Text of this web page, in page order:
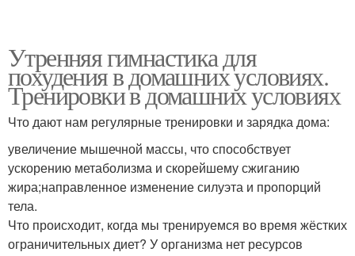
Утренняя гимнастика для
похудения в домашних условиях.
Тренировки в домашних условиях
Что дают нам регулярные тренировки и зарядка дома:
увеличение мышечной массы, что способствует
ускорению метаболизма и скорейшему сжиганию
жира;направленное изменение силуэта и пропорций
тела.
Что происходит, когда мы тренируемся во время жёстких
ограничительных диет? У организма нет ресурсов